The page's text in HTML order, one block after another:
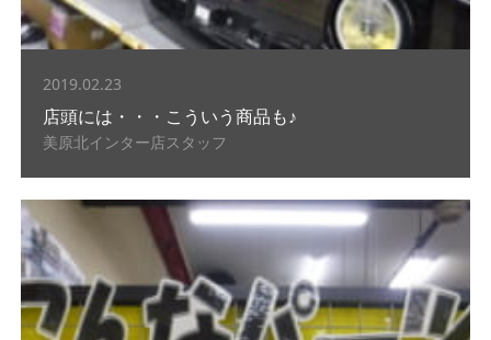
2019.02.23
店頭には・・・こういう商品も♪
美原北インター店スタッフ